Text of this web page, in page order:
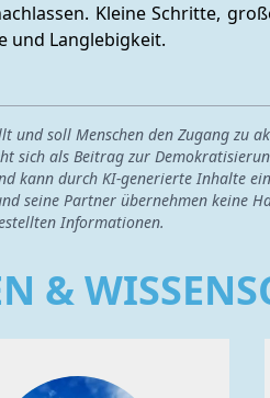
Kleine Schritte,
und Langlebigkeit.
und soll Menschen den Zugang zu
sich als Beitrag zur
kann durch KI-generierte Inhalte
seine Partner übernehmen keine
Informationen.
&